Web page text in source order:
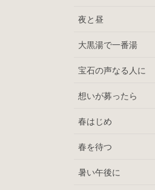
夜と昼
大黒湯で一番湯
宝石の声なる人に
想いが募ったら
春はじめ
春を待つ
暑い午後に